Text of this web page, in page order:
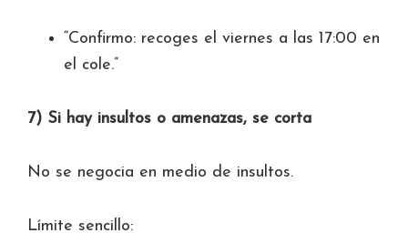
“Confirmo: recoges el viernes a las 17:00 en
el cole.”
7) Si hay insultos o amenazas, se corta
No se negocia en medio de insultos.
Límite sencillo: